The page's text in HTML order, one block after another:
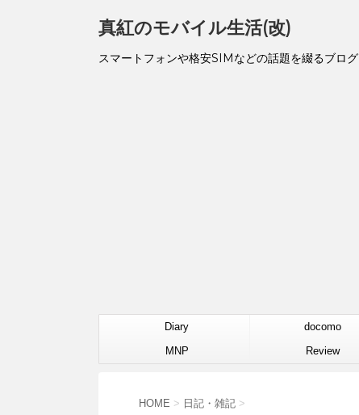
真紅のモバイル生活(改)
スマートフォンや格安SIMなどの話題を綴るブログ
Diary docomo
MNP
Review
HOME > 日記・雑記 >